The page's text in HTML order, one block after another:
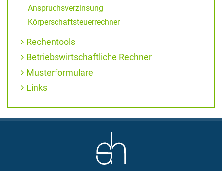
Anspruchsverzinsung
Körperschaftsteuerrechner
Rechentools
Betriebswirtschaftliche Rechner
Musterformulare
Links